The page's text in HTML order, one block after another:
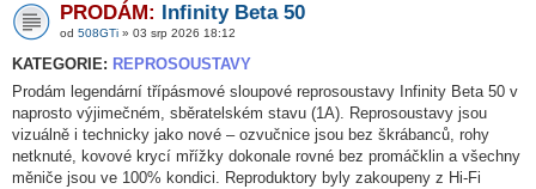
PRODÁM: Infinity Beta 50
od 508GTi » 03 srp 2026 18:12
KATEGORIE: REPROSOUSTAVY
Prodám legendární třípásmové sloupové reprosoustavy Infinity Beta 50 v
naprosto výjimečném, sběratelském stavu (1A). Reprosoustavy jsou
vizuálně i technicky jako nové – ozvučnice jsou bez škrábanců, rohy
netknuté, kovové krycí mřížky dokonale rovné bez promáčklin a všechny
měniče jsou ve 100% kondici. Reproduktory byly zakoupeny z Hi-Fi